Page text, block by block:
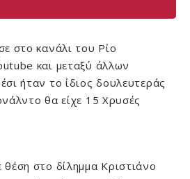
στο κανάλι του Ρίο
και μεταξύ άλλων
ήταν το ίδιος δουλευτεράς
θα είχε 15 Χρυσές
στο δίλημμα Κριστιάνο